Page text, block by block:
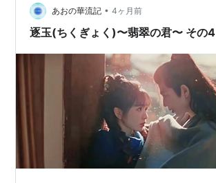
け… あおの華流記 • 4ヶ月前
逐玉(ちくぎょく)〜翡翠の君〜 その4